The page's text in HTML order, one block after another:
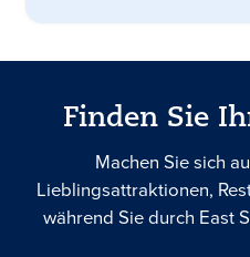
Finden Sie
Machen Sie sich
Lieblingsattraktionen,
während Sie durch East